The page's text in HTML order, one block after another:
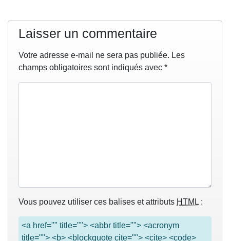
Laisser un commentaire
Votre adresse e-mail ne sera pas publiée. Les
champs obligatoires sont indiqués avec *
Vous pouvez utiliser ces balises et attributs HTML :
<a href="" title=""> <abbr title=""> <acronym
title=""> <b> <blockquote cite=""> <cite> <code>